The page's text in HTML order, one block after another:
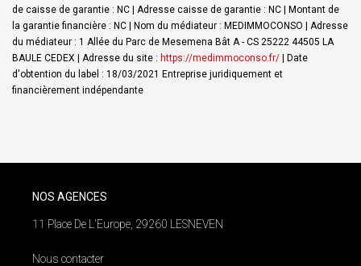
de caisse de garantie : NC | Adresse caisse de garantie : NC | Montant de
la garantie financière : NC | Nom du médiateur : MEDIMMOCONSO | Adresse
du médiateur : 1 Allée du Parc de Mesemena Bât A - CS 25222 44505 LA
BAULE CEDEX | Adresse du site : https://medimmoconso.fr/ | Date
d'obtention du label : 18/03/2021 Entreprise juridiquement et
financièrement indépendante
NOS AGENCES
11 Place De L'Europe, 29260 LESNEVEN
Nous contacter